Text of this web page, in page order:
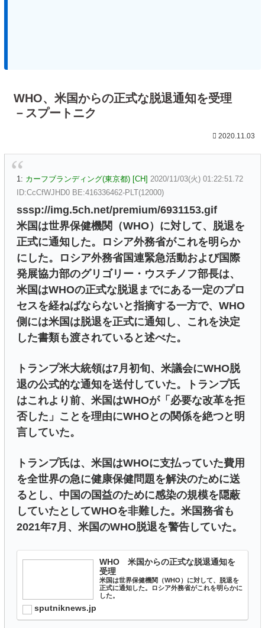
WHO、米国からの正式な脱退通知を受理
－スプートニク
2020.11.03
1: カーフブランディング(東京都) [CH] 2020/11/03(火) 01:22:51.72
ID:CcCfWJHD0 BE:416336462-PLT(12000)
sssp://img.5ch.net/premium/6931153.gif
米国は世界保健機関（WHO）に対して、脱退を
正式に通知した。ロシア外務省がこれを明らか
にした。ロシア外務省国連緊急活動および国際
発展協力部のグリゴリー・ウスチノフ部長は、
米国はWHOの正式な脱退までにある一定のプロ
セスを経ねばならないと指摘する一方で、WHO
側には米国は脱退を正式に通知し、これを決定
した書類も渡されていると述べた。
トランプ米大統領は7月初旬、米議会にWHO脱
退の公式的な通知を送付していた。トランプ氏
はこれより前、米国はWHOが「必要な改革を拒
否した」ことを理由にWHOとの関係を絶つと明
言していた。
トランプ氏は、米国はWHOに支払っていた費用
を全世界の急に健康保健問題を解決のために送
るとし、中国の国益のために感染の規模を隠蔽
していたとしてWHOを非難した。米国務省も
2021年7月、米国のWHO脱退を警告していた。
WHO 米国からの正式な脱退通知を
受理
米国は世界保健機関（WHO）に対して、脱退を
正式に通知した。ロシア外務省がこれを明らかに
した。
sputniknews.jp